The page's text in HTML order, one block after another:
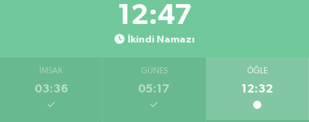
12:46
İkindi Namazı
İMSAK
03:36
GÜNEŞ
05:17
ÖĞLE
12:32